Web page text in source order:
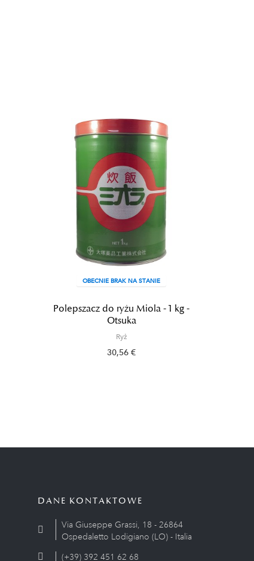
OBECNIE BRAK NA STANIE
Polepszacz do ryżu Miola - 1 kg -
Otsuka
Ryż
30,56 €
DANE KONTAKTOWE
Via Giuseppe Grassi, 18 - 26864
Ospedaletto Lodigiano (LO) - Italia
(+39) 392 451 62 68